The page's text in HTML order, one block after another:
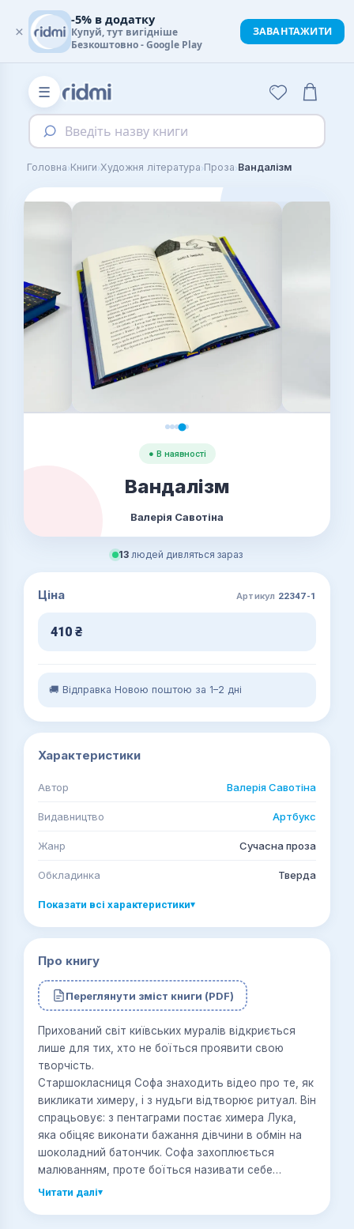
☰
Введіть назву книги
Головна›Книги›Художня література›Проза›Вандалізм
● В наявності
Вандалізм
Валерія Савотіна
13людей дивляться зараз
Ціна Артикул 22347-1
410 ₴
🚚 Відправка Новою поштою за 1–2 дні
Характеристики
Автор Валерія Савотіна
Видавництво Артбукс
Жанр Сучасна проза
Обкладинка Тверда
Показати всі характеристики▾
Про книгу
Переглянути зміст книги (PDF)
Прихований світ київських муралів відкриється
лише для тих, хто не боїться проявити свою
творчість.
Старшокласниця Софа знаходить відео про те, як
викликати химеру, і з нудьги відтворює ритуал. Він
спрацьовує: з пентаграми постає химера Лука,
яка обіцяє виконати бажання дівчини в обмін на
шоколадний батончик. Софа захоплюється
малюванням, проте боїться називати себе
художницею, тож просить у химери магічне
Читати далі▾
×
-5% в додатку
Купуй, тут вигідніше
Безкоштовно - Google Play
ЗАВАНТАЖИТИ